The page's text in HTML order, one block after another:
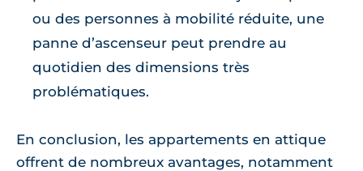
ou des personnes à mobilité réduite, une
panne d’ascenseur peut prendre au
quotidien des dimensions très
problématiques.
En conclusion, les appartements en attique
offrent de nombreux avantages, notamment